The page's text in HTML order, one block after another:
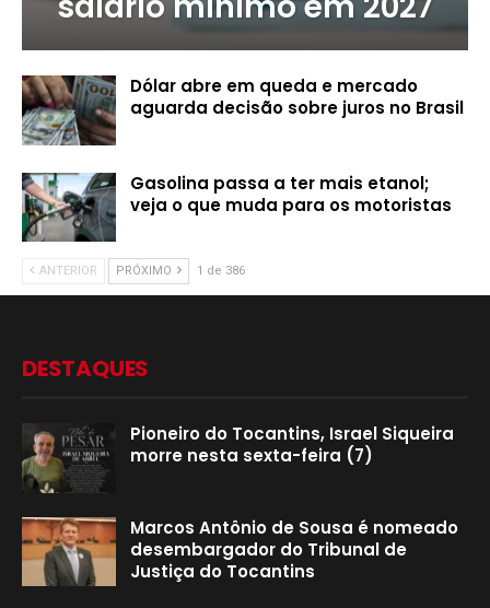
Dólar abre em queda e mercado
aguarda decisão sobre juros no Brasil
Gasolina passa a ter mais etanol;
veja o que muda para os motoristas
ANTERIOR PRÓXIMO 1 de 386
DESTAQUES
Pioneiro do Tocantins, Israel Siqueira
morre nesta sexta-feira (7)
Marcos Antônio de Sousa é nomeado
desembargador do Tribunal de
Justiça do Tocantins